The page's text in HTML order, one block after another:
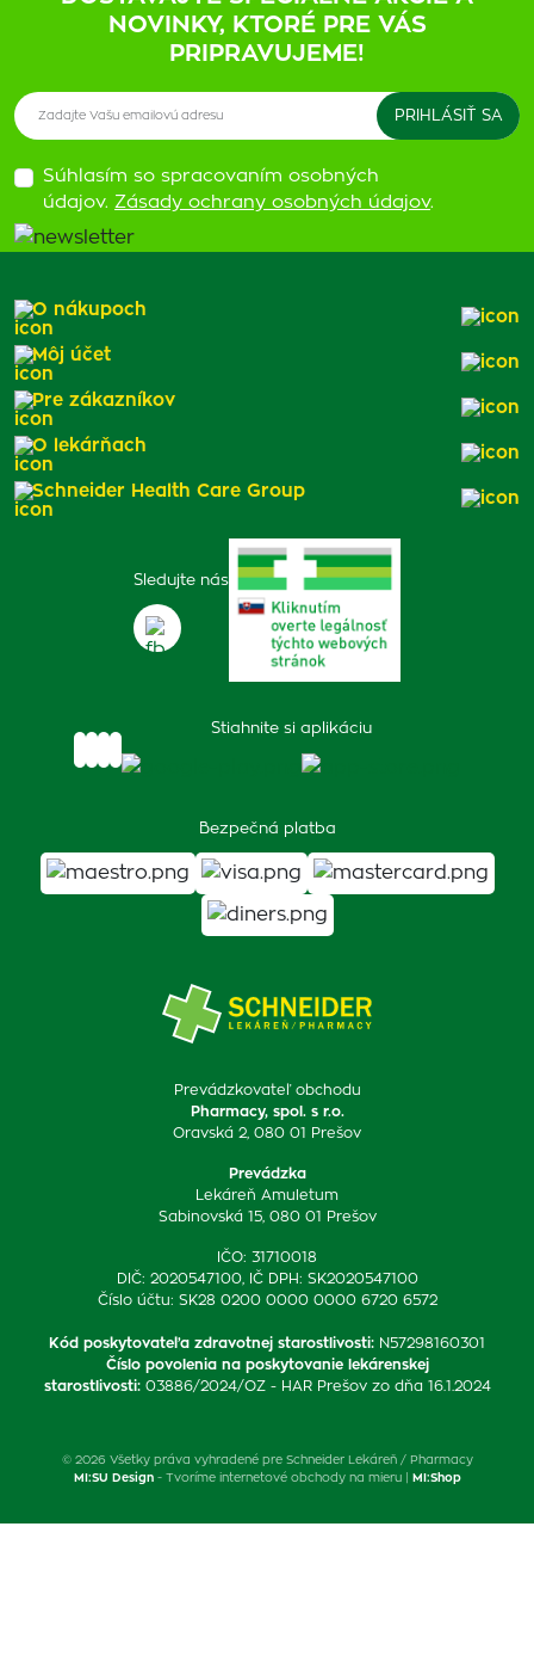
NOVINKY, KTORÉ PRE VÁS
PRIPRAVUJEME!
Súhlasím so spracovaním osobných
údajov. Zásady ochrany osobných údajov.
Prevádzkovateľ obchodu
Pharmacy, spol. s r.o.
Oravská 2, 080 01 Prešov
Prevádzka
Lekáreň Amuletum
Sabinovská 15, 080 01 Prešov
IČO: 31710018
DIČ: 2020547100, IČ DPH: SK2020547100
Číslo účtu: SK28 0200 0000 0000 6720 6572
Kód poskytovateľa zdravotnej starostlivosti: N57298160301
Číslo povolenia na poskytovanie lekárenskej
starostlivosti: 03886/2024/OZ - HAR Prešov zo dňa 16.1.2024
Sledujte nás
Stiahnite si aplikáciu
Bezpečná platba
O nákupoch
Môj účet
Pre zákazníkov
O lekárňach
Schneider Health Care Group
© 2026 Všetky práva vyhradené pre Schneider Lekáreň / Pharmacy
MI:SU Design- Tvoríme internetové obchody na mieru | MI:Shop